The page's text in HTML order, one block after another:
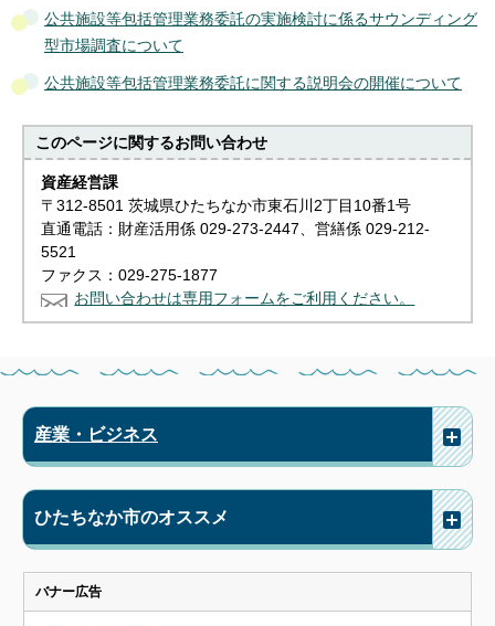
公共施設等包括管理業務委託の実施検討に係るサウンディング
型市場調査について
公共施設等包括管理業務委託に関する説明会の開催について
このページに関するお問い合わせ
資産経営課
〒312-8501 茨城県ひたちなか市東石川2丁目10番1号
直通電話：財産活用係 029-273-2447、営繕係 029-212-
5521
ファクス：029-275-1877
お問い合わせは専用フォームをご利用ください。
産業・ビジネス
ひたちなか市のオススメ
バナー広告